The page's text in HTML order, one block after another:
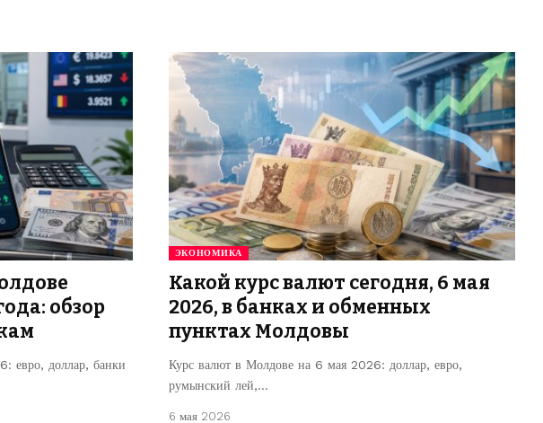
обзор
евро, доллар, банки
ЭКОНОМИКА
Какой курс валют сегодня, 6 мая
2026, в банках и обменных
пунктах Молдовы
Курс валют в Молдове на 6 мая 2026: доллар, евро,
румынский лей,…
6 мая 2026